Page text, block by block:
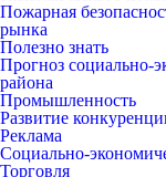
Пожарная
рынка
Полезно знать
Прогноз социально-
района
Промышленность
Развитие
Реклама
Социально-
Торговля